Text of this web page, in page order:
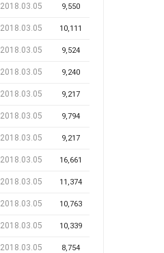
2018.03.05 9,550
2018.03.05 10,111
2018.03.05 9,524
2018.03.05 9,240
2018.03.05 9,217
2018.03.05 9,794
2018.03.05 9,217
2018.03.05 16,661
2018.03.05 11,374
2018.03.05 10,763
2018.03.05 10,339
2018.03.05 8,754